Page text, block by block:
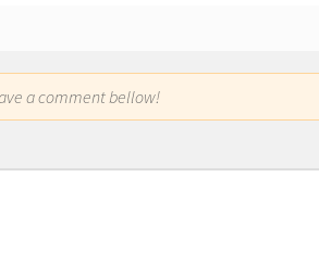
a comment bellow!